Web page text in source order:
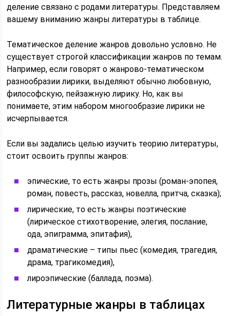
деление связано с родами литературы. Представляем
вашему вниманию жанры литературы в таблице.
Тематическое деление жанров довольно условно. Не
существует строгой классификации жанров по темам.
Например, если говорят о жанрово-тематическом
разнообразии лирики, выделяют обычно любовную,
философскую, пейзажную лирику. Но, как вы
понимаете, этим набором многообразие лирики не
исчерпывается.
Если вы задались целью изучить теорию литературы,
стоит освоить группы жанров:
эпические, то есть жанры прозы (роман-эпопея,
роман, повесть, рассказ, новелла, притча, сказка);
лирические, то есть жанры поэтические
(лирическое стихотворение, элегия, послание,
ода, эпиграмма, эпитафия),
драматические – типы пьес (комедия, трагедия,
драма, трагикомедия),
лироэпические (баллада, поэма).
Литературные жанры в таблицах